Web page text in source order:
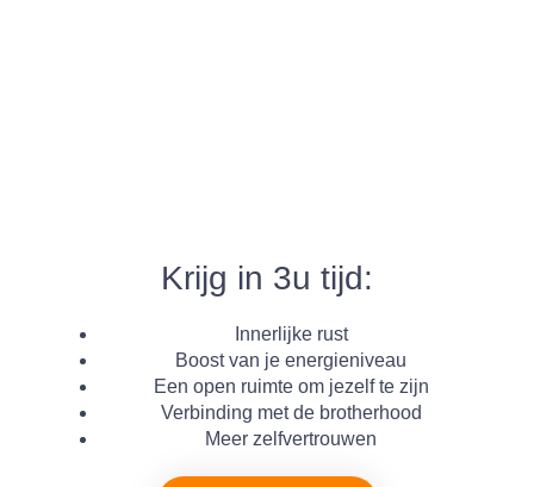
Krijg in 3u tijd:
Innerlijke rust
Boost van je energieniveau
Een open ruimte om jezelf te zijn
Verbinding met de brotherhood
Meer zelfvertrouwen